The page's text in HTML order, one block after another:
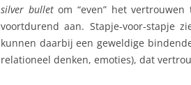
silver bulletom “even” het
voortdurend aan. Stapje-voor-stapje
kunnen daarbij een geweldige
relationeel denken, emoties), dat